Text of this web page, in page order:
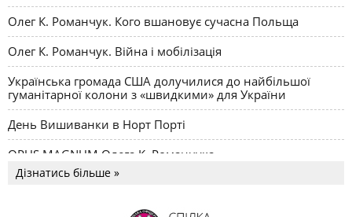
Олег К. Романчук. Кого вшановує сучасна Польща
Олег К. Романчук. Війна і мобілізація
Українська громада США долучилися до найбільшої
гуманітарної колони з «швидкими» для України
День Вишиванки в Норт Порті
OPUS MAGNUM Олега К. Романчука
Дізнатись більше »